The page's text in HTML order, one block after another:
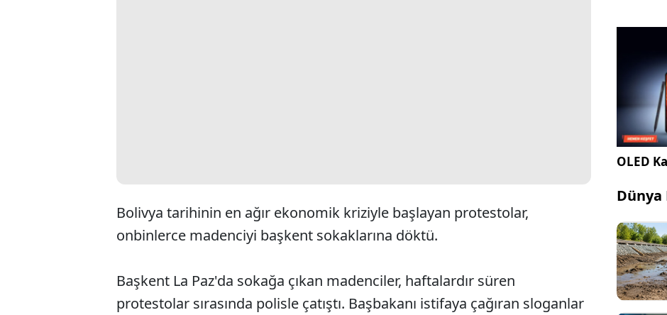
Bolivya tarihinin en ağır ekonomik kriziyle başlayan protestolar,
onbinlerce madenciyi başkent sokaklarına döktü.
Başkent La Paz'da sokağa çıkan madenciler, haftalardır süren
protestolar sırasında polisle çatıştı. Başbakanı istifaya çağıran sloganlar
OLED